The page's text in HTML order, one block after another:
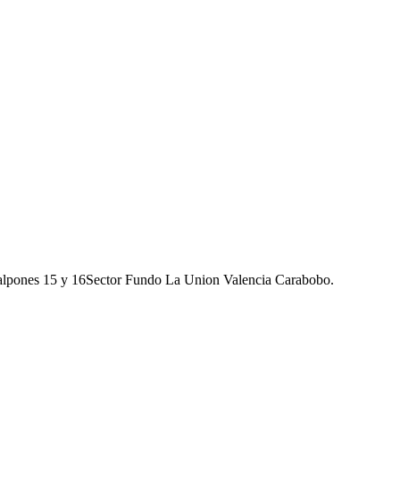
15 y 16Sector Fundo La Union Valencia Carabobo.